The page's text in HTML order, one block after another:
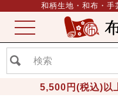
和柄生地・和布・手
5,500円(税込)以
ME
NU